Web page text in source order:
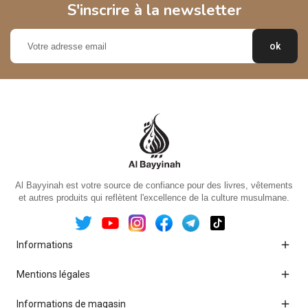
S'inscrire à la newsletter
Al Bayyinah est votre source de confiance pour des livres, vêtements
et autres produits qui reflètent l'excellence de la culture musulmane.
Informations 
Mentions légales 
Informations de magasin 